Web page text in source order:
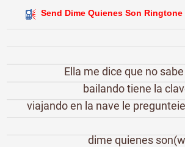
Send Dime Quienes Son
Ella me dice que no
bailando tiene la
viajando en la nave le
dime quienes son(w